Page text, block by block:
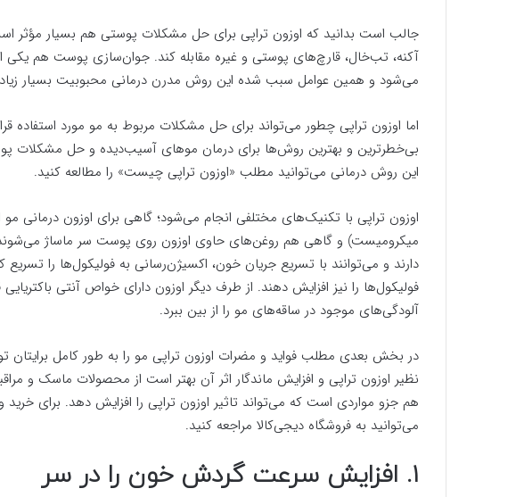
جالب است بدانید که اوزون تراپی برای حل مشکلات پوستی هم بسیار
آکنه، تب‌خال، قارچ‌های پوستی و غیره مقابله کند. جوان‌سازی پوست هم یکی
می‌شود و همین عوامل سبب شده این روش مدرن درمانی محبوبیت بسیار
اما اوزون تراپی چطور می‌تواند برای حل مشکلات مربوط به مو مورد استفاده
بی‌خطرترین و بهترین روش‌ها برای درمان موهای آسیب‌دیده و حل مشکلات
این روش درمانی می‌توانید مطلب «اوزون تراپی چیست» را مطالعه کنید.
اوزون تراپی با تکنیک‌های مختلفی انجام می‌شود؛ گاهی برای اوزون درمانی مو
میکرومیست) و گاهی هم روغن‌های حاوی اوزون روی پوست سر ماساژ می‌شوند.
دارند و می‌توانند با تسریع جریان خون، اکسیژن‌رسانی به فولیکول‌ها را
فولیکول‌ها را نیز افزایش دهند. از طرف دیگر اوزون دارای خواص آنتی
آلودگی‌های موجود در ساقه‌های مو را از بین ببرد.
در بخش بعدی مطلب فواید و مضرات اوزون تراپی مو را به طور کامل برایتان
نظیر اوزون تراپی و افزایش ماندگار اثر آن بهتر است از محصولات ماسک و
هم جزو مواردی است که می‌تواند تاثیر اوزون تراپی را افزایش دهد. برای خرید
می‌توانید به فروشگاه دیجی‌کالا مراجعه کنید.
۱. افزایش سرعت گردش خون را در سر